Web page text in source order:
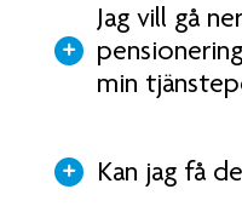
Jag vill gå
min
Kan jag få